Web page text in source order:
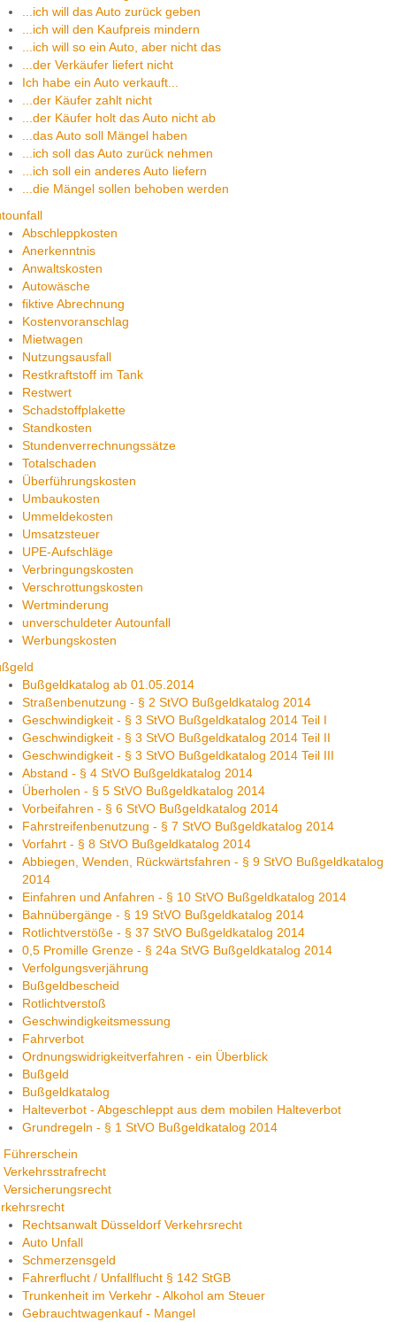
...ich will das Auto zurück geben
...ich will den Kaufpreis mindern
...ich will so ein Auto, aber nicht das
...der Verkäufer liefert nicht
Ich habe ein Auto verkauft...
...der Käufer zahlt nicht
...der Käufer holt das Auto nicht ab
...das Auto soll Mängel haben
...ich soll das Auto zurück nehmen
...ich soll ein anderes Auto liefern
...die Mängel sollen behoben werden
Abschleppkosten
Anerkenntnis
Anwaltskosten
Autowäsche
fiktive Abrechnung
Kostenvoranschlag
Mietwagen
Nutzungsausfall
Restkraftstoff im Tank
Restwert
Schadstoffplakette
Standkosten
Stundenverrechnungssätze
Totalschaden
Überführungskosten
Umbaukosten
Ummeldekosten
Umsatzsteuer
UPE-Aufschläge
Verbringungskosten
Verschrottungskosten
Wertminderung
unverschuldeter Autounfall
Werbungskosten
Bußgeldkatalog ab 01.05.2014
Straßenbenutzung - § 2 StVO Bußgeldkatalog 2014
Geschwindigkeit - § 3 StVO Bußgeldkatalog 2014 Teil I
Geschwindigkeit - § 3 StVO Bußgeldkatalog 2014 Teil II
Geschwindigkeit - § 3 StVO Bußgeldkatalog 2014 Teil III
Abstand - § 4 StVO Bußgeldkatalog 2014
Überholen - § 5 StVO Bußgeldkatalog 2014
Vorbeifahren - § 6 StVO Bußgeldkatalog 2014
Fahrstreifenbenutzung - § 7 StVO Bußgeldkatalog 2014
Vorfahrt - § 8 StVO Bußgeldkatalog 2014
Abbiegen, Wenden, Rückwärtsfahren - § 9 StVO Bußgeldkatalog
2014
Einfahren und Anfahren - § 10 StVO Bußgeldkatalog 2014
Bahnübergänge - § 19 StVO Bußgeldkatalog 2014
Rotlichtverstöße - § 37 StVO Bußgeldkatalog 2014
0,5 Promille Grenze - § 24a StVG Bußgeldkatalog 2014
Verfolgungsverjährung
Bußgeldbescheid
Rotlichtverstoß
Geschwindigkeitsmessung
Fahrverbot
Ordnungswidrigkeitverfahren - ein Überblick
Bußgeld
Bußgeldkatalog
Halteverbot - Abgeschleppt aus dem mobilen Halteverbot
Grundregeln - § 1 StVO Bußgeldkatalog 2014
Führerschein
Verkehrsstrafrecht
Versicherungsrecht
Rechtsanwalt Düsseldorf Verkehrsrecht
Auto Unfall
Schmerzensgeld
Fahrerflucht / Unfallflucht § 142 StGB
Trunkenheit im Verkehr - Alkohol am Steuer
Gebrauchtwagenkauf - Mangel